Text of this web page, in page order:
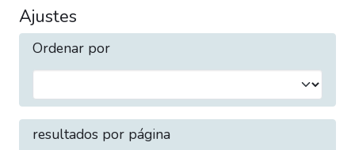
Ajustes
Ordenar por
resultados por página